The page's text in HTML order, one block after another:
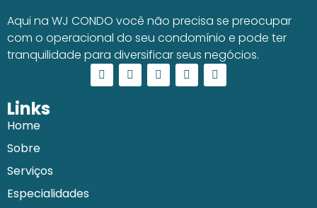
Aqui na WJ CONDO você não precisa se preocupar
com o operacional do seu condomínio e pode ter
tranquilidade para diversificar seus negócios.
Links
Home
Sobre
Serviços
Especialidades